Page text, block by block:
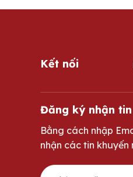
Kết nối
Đăng ký nhận tin
Bằng cách nhập
nhận các tin